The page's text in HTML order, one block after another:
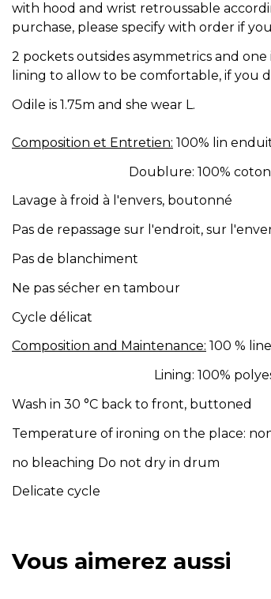
with hood and wrist retroussable
purchase, please specify with order if
2 pockets outsides asymmetrics and
lining to allow to be comfortable, if you
Odile is 1.75m and she wear L.
Composition et Entretien: 100% lin
Doublure: 100% coton
Lavage à froid à l'envers, boutonné
Pas de repassage sur l'endroit, sur
Pas de blanchiment
Ne pas sécher en tambour
Cycle délicat
Composition and Maintenance: 100 %
Lining: 100%
Wash in 30 °C back to front, buttoned
Temperature of ironing on the place:
no bleaching Do not dry in drum
Delicate cycle
Vous aimerez aussi